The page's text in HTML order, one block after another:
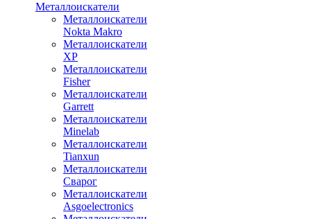
Металлоискатели
Металлоискатели
Nokta Makro
Металлоискатели
XP
Металлоискатели
Fisher
Металлоискатели
Garrett
Металлоискатели
Minelab
Металлоискатели
Tianxun
Металлоискатели
Сварог
Металлоискатели
Asgoelectronics